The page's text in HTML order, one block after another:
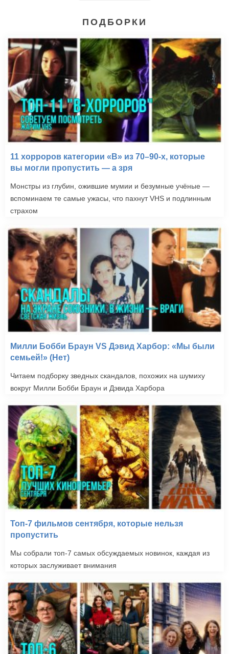
ПОДБОРКИ
11 хорроров категории «B» из 70–90-х, которые
вы могли пропустить — а зря
Монстры из глубин, ожившие мумии и безумные учёные —
вспоминаем те самые ужасы, что пахнут VHS и подлинным
страхом
Милли Бобби Браун VS Дэвид Харбор: «Мы были
семьей!» (Нет)
Читаем подборку зведных скандалов, похожих на шумиху
вокруг Милли Бобби Браун и Дэвида Харбора
Топ-7 фильмов сентября, которые нельзя
пропустить
Мы собрали топ-7 самых обсуждаемых новинок, каждая из
которых заслуживает внимания